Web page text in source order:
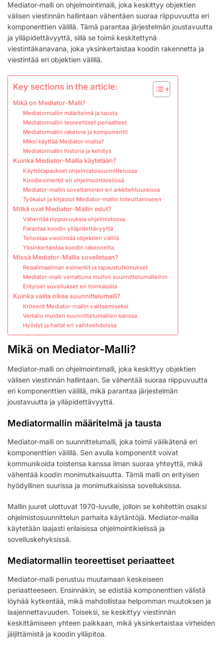
EDUT,
SOVELLUKSET
Mediator-malli on ohjelmointimalli, joka keskittyy objektien
välisen viestinnän hallintaan vähentäen suoraa riippuvuutta eri
komponenttien välillä. Tämä parantaa järjestelmän joustavuutta
ja ylläpidettävyyttä, sillä se toimii keskitettynä
viestintäkanavana, joka yksinkertaistaa koodin rakennetta ja
viestintää eri objektien välillä.
Key sections in the article:
Mikä on Mediator-Malli?
Mediatormallin määritelmä ja tausta
Mediatormallin teoreettiset periaatteet
Mediatormallin rakenne ja komponentit
Miksi käyttää Mediator-mallia?
Mediatormallin historia ja kehitys
Kuinka Mediator-Mallia käytetään?
Käyttötapaukset ohjelmistosuunnittelussa
Koodiesimerkit eri ohjelmointikielissä
Mediator-mallin soveltaminen eri arkkitehtuureissa
Työkalut ja kirjastot Mediator-mallin toteuttamiseen
Mitkä ovat Mediator-Mallin edut?
Vähentää riippuvuuksia ohjelmistossa
Parantaa koodin ylläpidettävyyttä
Tehostaa viestintää objektien välillä
Yksinkertaistaa koodin rakennetta
Missä Mediator-Mallia sovelletaan?
Reaalimaailman esimerkit ja tapaustutkimukset
Mediator-malli verrattuna muihin suunnittelumalleihin
Erityiset sovellukset eri toimialoilla
Kuinka valita oikea suunnittelumalli?
Kriteerit Mediator-mallin valitsemiseksi
Vertailu muiden suunnittelumallien kanssa
Hyödyt ja haitat eri vaihtoehdoissa
Mikä on Mediator-Malli?
Mediator-malli on ohjelmointimalli, joka keskittyy objektien
välisen viestinnän hallintaan. Se vähentää suoraa riippuvuutta
eri komponenttien välillä, mikä parantaa järjestelmän
joustavuutta ja ylläpidettävyyttä.
Mediatormallin määritelmä ja tausta
Mediator-malli on suunnittelumalli, joka toimii välikätenä eri
komponenttien välillä. Sen avulla komponentit voivat
kommunikoida toistensa kanssa ilman suoraa yhteyttä, mikä
vähentää koodin monimutkaisuutta. Tämä malli on erityisen
hyödyllinen suurissa ja monimutkaisissa sovelluksissa.
Mallin juuret ulottuvat 1970-luvulle, jolloin se kehitettiin osaksi
ohjelmistosuunnittelun parhaita käytäntöjä. Mediator-mallia
käytetään laajasti erilaisissa ohjelmointikielissä ja
sovelluskehyksissä.
Mediatormallin teoreettiset periaatteet
Mediator-malli perustuu muutamaan keskeiseen
periaatteeseen. Ensinnäkin, se edistää komponenttien välistä
löyhää kytkentää, mikä mahdollistaa helpomman muutoksen ja
laajennettavuuden. Toiseksi, se keskittyy viestinnän
keskittämiseen yhteen paikkaan, mikä yksinkertaistaa virheiden
jäljittämistä ja koodin ylläpitoa.